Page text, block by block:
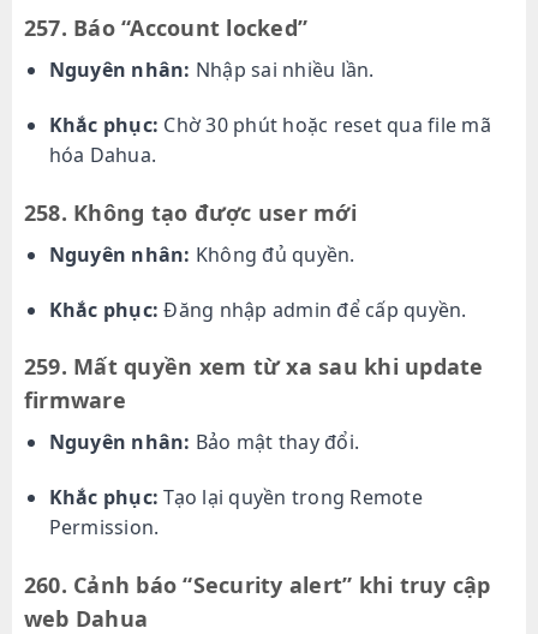
257. Báo “Account locked”
Nguyên nhân: Nhập sai nhiều lần.
Khắc phục: Chờ 30 phút hoặc reset qua file mã
hóa Dahua.
258. Không tạo được user mới
Nguyên nhân: Không đủ quyền.
Khắc phục: Đăng nhập admin để cấp quyền.
259. Mất quyền xem từ xa sau khi update
firmware
Nguyên nhân: Bảo mật thay đổi.
Khắc phục: Tạo lại quyền trong Remote
Permission.
260. Cảnh báo “Security alert” khi truy cập
web Dahua